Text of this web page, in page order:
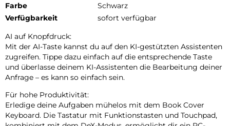
Farbe
Schwarz
Verfügbarkeit
sofort verfügbar
AI auf Knopfdruck:
Mit der AI-Taste kannst du auf den KI-gestützten Assistenten
zugreifen. Tippe dazu einfach auf die entsprechende Taste
und überlasse deinem KI-Assistenten die Bearbeitung deiner
Anfrage – es kann so einfach sein.
Für hohe Produktivität:
Erledige deine Aufgaben mühelos mit dem Book Cover
Keyboard. Die Tastatur mit Funktionstasten und Touchpad,